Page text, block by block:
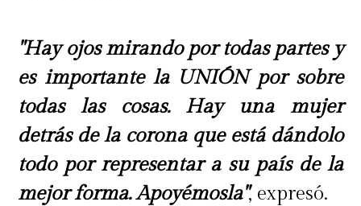
"Hay ojos mirando por todas partes y
es importante la UNIÓN por sobre
todas las cosas. Hay una mujer
detrás de la corona que está dándolo
todo por representar a su país de la
mejor forma. Apoyémosla", expresó.